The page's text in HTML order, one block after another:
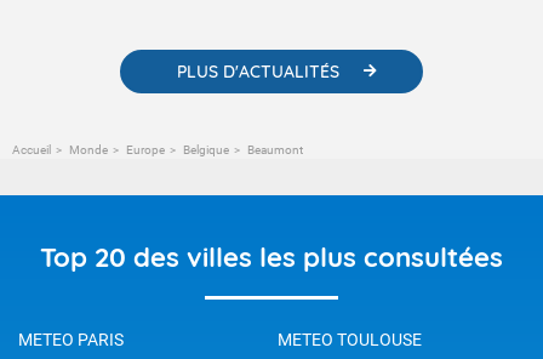
PLUS D'ACTUALITÉS
Accueil Monde Europe Belgique Beaumont
Top 20 des villes les plus consultées
METEO PARIS
METEO TOULOUSE